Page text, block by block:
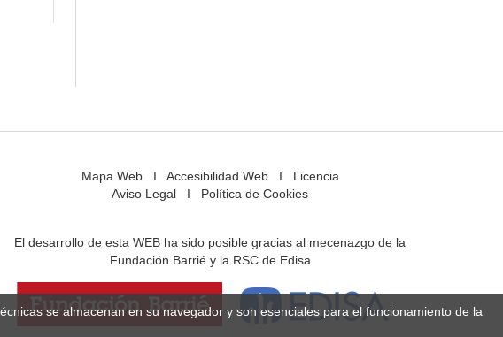
Mapa WebI Accesibilidad WebI Licencia
Aviso Legal I Política de Cookies
El desarrollo de esta WEB ha sido posible gracias al mecenazgo de la
Fundación Barrié y la RSC de Edisa
se almacenan en su navegador y son esenciales para el funcionamiento de la